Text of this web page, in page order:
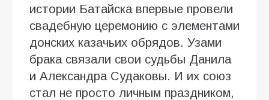
истории Батайска впервые провели
свадебную церемонию с элементами
донских казачьих обрядов. Узами
брака связали свои судьбы Данила
и Александра Судаковы. И их союз
стал не просто личным праздником,